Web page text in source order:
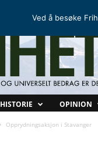
HISTORIE OPINION
Opprydningsaksjon i Stavanger
Ved å besøke